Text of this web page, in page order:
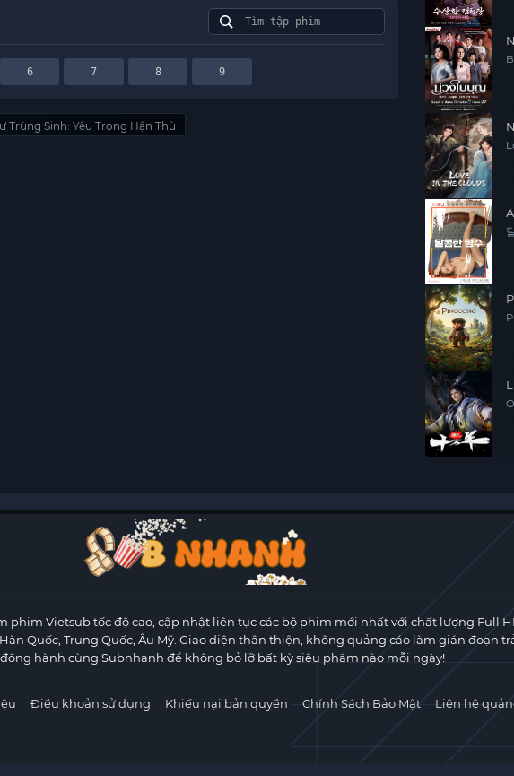
6 7 8 9
Trùng Sinh: Yêu Trong Hận Thù
phim Vietsub tốc độ cao, cập nhật liên tục các bộ phim mới nhất với chất lượng Full
Quốc, Trung Quốc, Âu Mỹ. Giao diện thân thiện, không quảng cáo làm gián đoạn
hành cùng Subnhanh để không bỏ lỡ bất kỳ siêu phẩm nào mỗi ngày!
Điều khoản sử dụng Khiếu nại bản quyền Chính Sách Bảo Mật Liên hệ